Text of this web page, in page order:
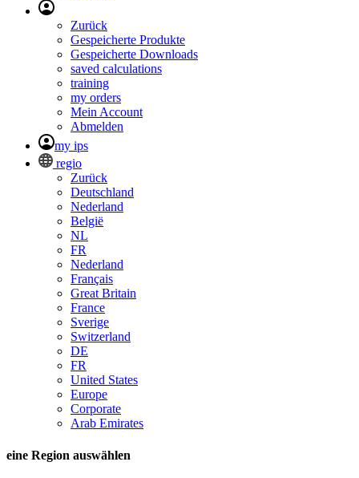
Zurück
Gespeicherte Produkte
Gespeicherte Downloads
saved calculations
training
my orders
Mein Account
Abmelden
my ips
regio
Zurück
Deutschland
Nederland
België
NL
FR
Nederland
Français
Great Britain
France
Sverige
Switzerland
DE
FR
United States
Europe
Corporate
Arab Emirates
eine Region auswählen